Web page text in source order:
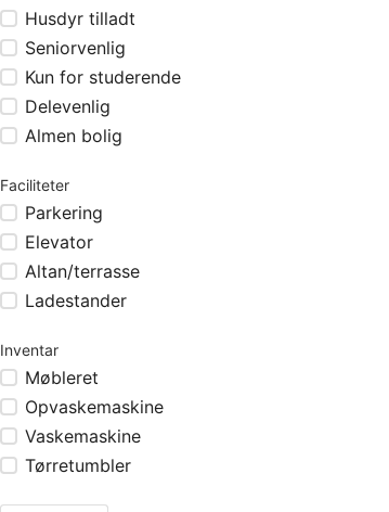
Husdyr tilladt
Seniorvenlig
Kun for studerende
Delevenlig
Almen bolig
Faciliteter
Parkering
Elevator
Altan/terrasse
Ladestander
Inventar
Møbleret
Opvaskemaskine
Vaskemaskine
Tørretumbler